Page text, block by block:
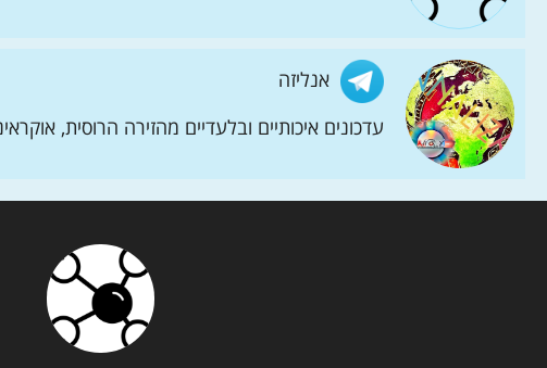
אנליזה
עדכונים איכותיים ובלעדיים מהזירה הרוסית,